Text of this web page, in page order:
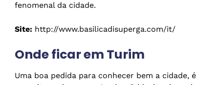
fenomenal da cidade.
Site: http://www.basilicadisuperga.com/it/
Onde ficar em Turim
Uma boa pedida para conhecer bem a cidade, é